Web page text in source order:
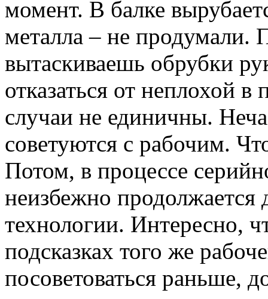
момент. В балке
металла – не продумали.
вытаскиваешь обрубки
отказаться от неплохой
случаи не единичны.
советуются с рабочим.
Потом, в процессе
неизбежно продолжается
технологии. Интересно,
подсказках того же
посоветоваться раньше,